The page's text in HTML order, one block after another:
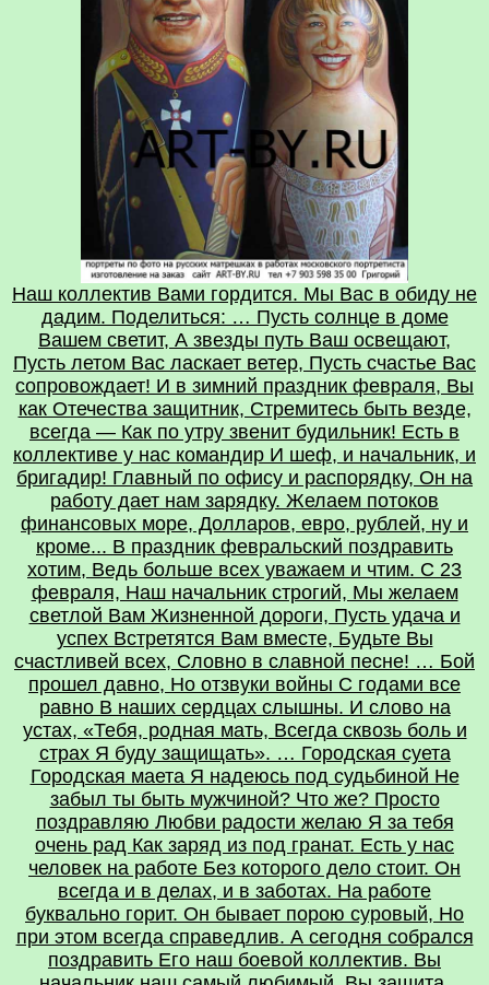
Наш коллектив Вами гордится. Мы Вас в обиду не
дадим. Поделиться: … Пусть солнце в доме
Вашем светит, А звезды путь Ваш освещают,
Пусть летом Вас ласкает ветер, Пусть счастье Вас
сопровождает! И в зимний праздник февраля, Вы
как Отечества защитник, Стремитесь быть везде,
всегда — Как по утру звенит будильник! Есть в
коллективе у нас командир И шеф, и начальник, и
бригадир! Главный по офису и распорядку, Он на
работу дает нам зарядку. Желаем потоков
финансовых море, Долларов, евро, рублей, ну и
кроме... В праздник февральский поздравить
хотим, Ведь больше всех уважаем и чтим. С 23
февраля, Наш начальник строгий, Мы желаем
светлой Вам Жизненной дороги, Пусть удача и
успех Встретятся Вам вместе, Будьте Вы
счастливей всех, Словно в славной песне! … Бой
прошел давно, Но отзвуки войны С годами все
равно В наших сердцах слышны. И слово на
устах, «Тебя, родная мать, Всегда сквозь боль и
страх Я буду защищать». … Городская суета
Городская маета Я надеюсь под судьбиной Не
забыл ты быть мужчиной? Что же? Просто
поздравляю Любви радости желаю Я за тебя
очень рад Как заряд из под гранат. Есть у нас
человек на работе Без которого дело стоит. Он
всегда и в делах, и в заботах. На работе
буквально горит. Он бывает порою суровый, Но
при этом всегда справедлив. А сегодня собрался
поздравить Его наш боевой коллектив. Вы